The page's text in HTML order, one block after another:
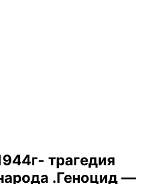
трагедия
.Геноцид —